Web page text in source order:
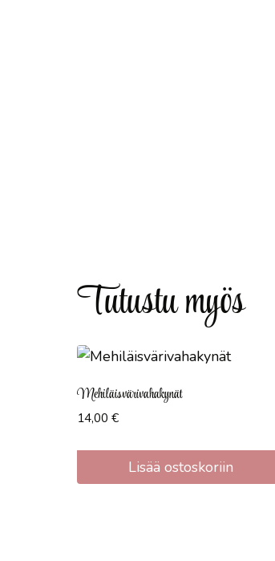
Tutustu myös
Mehiläisvärivahakynät
14,00 €
Lisää ostoskoriin